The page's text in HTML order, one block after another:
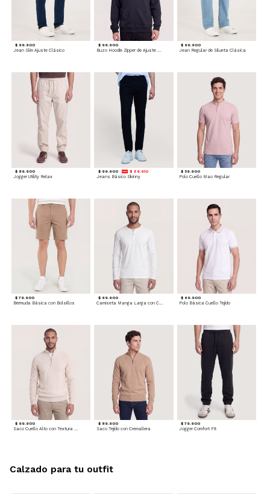
$ 99.900
Jean Slim Ajuste Clásico
$ 99.900
Buzo Hoodie Zipper de Ajuste Cómodo
$ 99.900
Jean Regular de Silueta Clásica
$ 89.900
Jogger Utility Relax
$ 99.900 $ 89.910
Jeans Básico Skinny
$ 59.900
Polo Cuello Mao Regular
$ 79.900
Bermuda Básica con Bolsillos
$ 69.900 $ 69.900
Polo Básica Cuello Tejido
$ 99.900
Saco Cuello Alto con Textura Trenzada
$ 89.900
Saco Tejido con Cremallera
$ 79.900
Jogger Comfort Fit
Calzado para tu outfit